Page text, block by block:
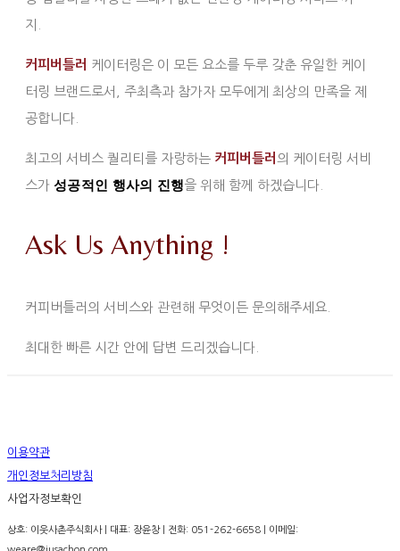
지.
커피버틀러 케이터링은 이 모든 요소를 두루 갖춘 유일한 케이
터링 브랜드로서, 주최측과 참가자 모두에게 최상의 만족을 제
공합니다.
최고의 서비스 퀄리티를 자랑하는 커피버틀러 의 케이터링 서비
스가 성공적인 행사의 진행을 위해 함께 하겠습니다.
Ask Us Anything !
커피버틀러의 서비스와 관련해 무엇이든 문의해주세요.
최대한 빠른 시간 안에 답변 드리겠습니다.
이용약관
개인정보처리방침
사업자정보확인
상호: 이웃사촌주식회사 | 대표: 장윤창 | 전화: 051-262-6658 | 이메일: